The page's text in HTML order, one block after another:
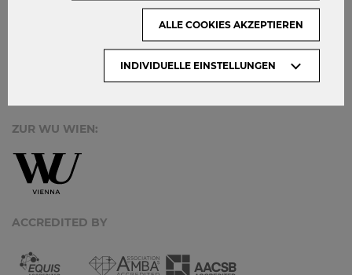
ZUR WU WIEN:
ACCREDITED BY
INDIVIDUELLE EINSTELLUNGEN
ALLE COOKIES AKZEPTIEREN